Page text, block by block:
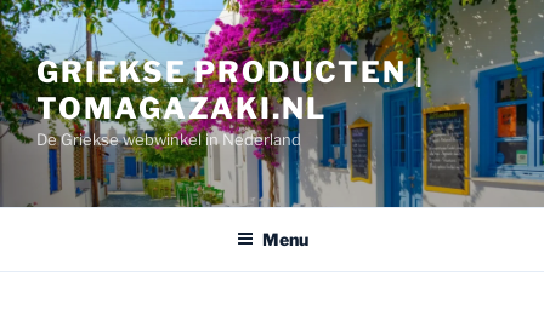
Ga
naar
de
inhoud
GRIEKSE PRODUCTEN |
TOMAGAZAKI.NL
De Griekse webwinkel in Nederland
Menu